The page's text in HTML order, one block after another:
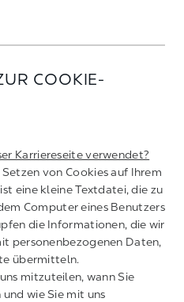
COOKIE-
Karriereseite verwendet?
von Cookies auf Ihrem
eine kleine Textdatei, die zu
Computer eines Benutzers
die Informationen, die wir
personenbezogenen Daten,
übermitteln.
mitzuteilen, wann Sie
wie Sie mit uns